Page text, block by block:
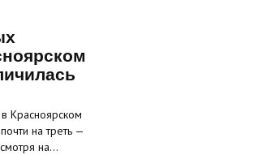
Красноярском
на треть —
на…